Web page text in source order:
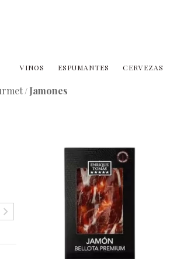
VINOS ESPUMANTES CERVEZAS
/ Jamones